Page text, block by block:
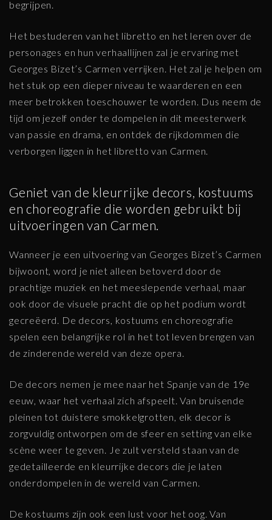
begrijpen.
Het bestuderen van het libretto en het leren over de
personages en hun verhaallijnen zal je ervaring met
Georges Bizet’s Carmen verrijken. Het zal je helpen om
het stuk op een dieper niveau te waarderen en een
meer betrokken toeschouwer te worden. Dus neem de
tijd om jezelf onder te dompelen in dit meesterwerk
van passie en drama, en ontdek de rijkdommen die
verborgen liggen in het libretto van Carmen.
Geniet van de kleurrijke decors, kostuums
en choreografie die worden gebruikt bij
uitvoeringen van Carmen.
Wanneer je een uitvoering van Georges Bizet’s Carmen
bijwoont, word je niet alleen betoverd door de
prachtige muziek en het meeslepende verhaal, maar
ook door de visuele pracht die op het podium wordt
gecreëerd. De decors, kostuums en choreografie
spelen een belangrijke rol in het tot leven brengen van
de zinderende wereld van deze opera.
De decors nemen je mee naar het Spanje van de 19e
eeuw, waar het verhaal zich afspeelt. Van bruisende
pleinen tot duistere smokkelgrotten, elk decor is
zorgvuldig ontworpen om de sfeer en setting van elke
scène weer te geven. Je zult versteld staan van de
gedetailleerde en kleurrijke decors die je laten
onderdompelen in de wereld van Carmen.
De kostuums zijn ook een lust voor het oog. Van